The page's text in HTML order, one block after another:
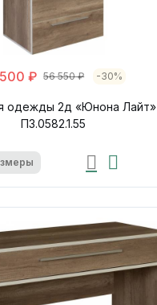
₽ 56 550 ₽ -30%
одежды 2д «Юнона Лайт»
П3.0582.1.55